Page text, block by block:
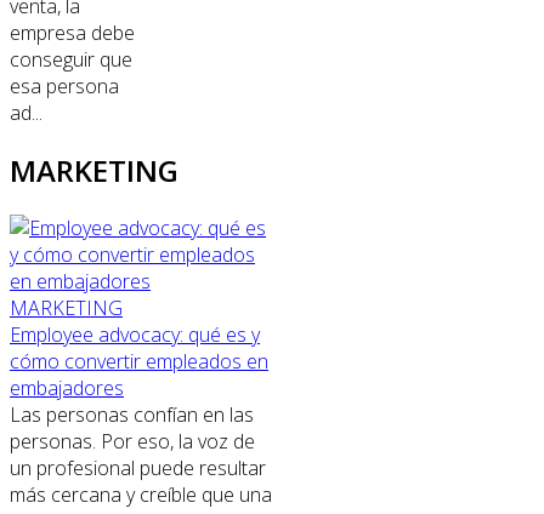
venta, la
empresa debe
conseguir que
esa persona
ad...
MARKETING
MARKETING
Employee advocacy: qué es y
cómo convertir empleados en
embajadores
Las personas confían en las
personas. Por eso, la voz de
un profesional puede resultar
más cercana y creíble que una